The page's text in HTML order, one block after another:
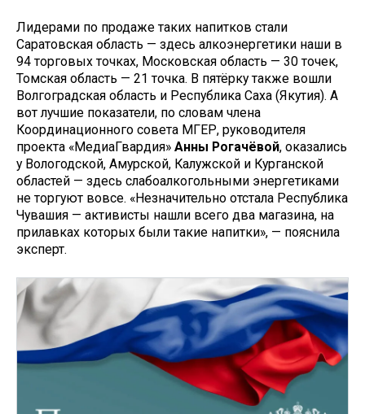
Лидерами по продаже таких напитков стали
Саратовская область — здесь алкоэнергетики наши в
94 торговых точках, Московская область — 30 точек,
Томская область — 21 точка. В пятёрку также вошли
Волгоградская область и Республика Саха (Якутия). А
вот лучшие показатели, по словам члена
Координационного совета МГЕР, руководителя
проекта «МедиаГвардия» Анны Рогачёвой, оказались
у Вологодской, Амурской, Калужской и Курганской
областей — здесь слабоалкогольными энергетиками
не торгуют вовсе. «Незначительно отстала Республика
Чувашия — активисты нашли всего два магазина, на
прилавках которых были такие напитки», — пояснила
эксперт.